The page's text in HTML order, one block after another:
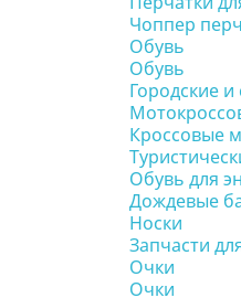
Чоппер
Обувь
Обувь
Городские
Кроссовые
Обувь для
Дождевые
Носки
Запчасти
Очки
Очки